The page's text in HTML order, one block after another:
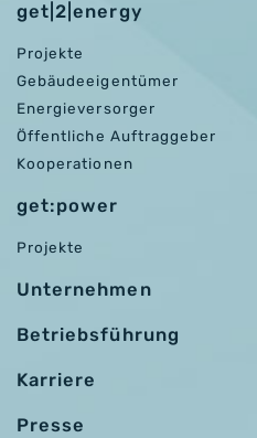
get|2|energy
Projekte
Gebäudeeigentümer
Energieversorger
Öffentliche Auftraggeber
Kooperationen
get:power
Projekte
Unternehmen
Betriebsführung
Karriere
Presse